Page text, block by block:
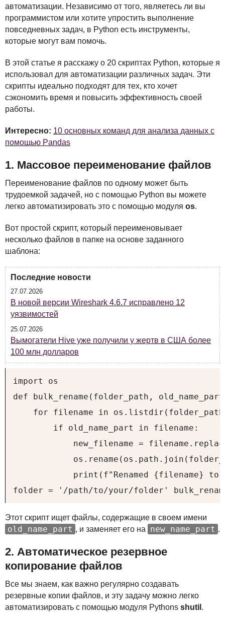
автоматизации. Независимо от того, являетесь ли вы
программистом или хотите упростить выполнение
повседневных задач, в Python есть инструменты,
которые могут вам помочь.
В этой статье я расскажу о 20 скриптах Python, которые я
использовал для автоматизации различных задач. Эти
скрипты идеально подходят для тех, кто хочет
сэкономить время и повысить эффективность своей
работы.
Интересно: 10 основных команд для анализа данных с
помощью Pandas
1. Массовое переименование файлов
Переименование файлов по одному может быть
трудоемкой задачей, но с помощью Python вы можете
легко автоматизировать это с помощью модуля os.
Вот простой скрипт, который переименовывает
несколько файлов в папке на основе заданного
шаблона:
Последние новости
27.07.2026
В новой версии Wireshark 4.6.7 исправлено 12
уязвимостей
25.07.2026
Вымогатели Hive уже получили у жертв в США более
100 млн долларов
import os
def bulk_rename(folder_path,
for filename in
        if old_name_part in filename:
new_filename =
print(f"Renamed {filename} to
folder = '/path/to/your/folder'
Этот скрипт ищет файлы, содержащие в своем имени
old_name_part , и заменяет его на new_name_part .
2. Автоматическое резервное
копирование файлов
Все мы знаем, как важно регулярно создавать
резервные копии файлов, и эту задачу можно легко
автоматизировать с помощью модуля Pythons shutil .